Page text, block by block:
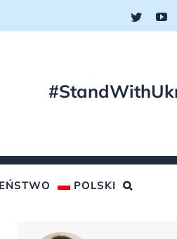
Twitter
POLSKI